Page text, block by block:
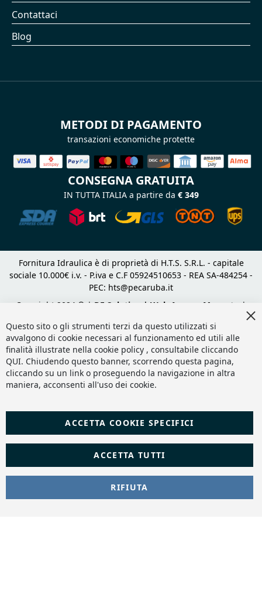
Contattaci
Blog
METODI DI PAGAMENTO
transazioni economiche protette
CONSEGNA GRATUITA
IN TUTTA ITALIA a partire da € 349
Fornitura Idraulica è di proprietà di H.T.S. S.R.L. - capitale
sociale 10.000€ i.v. - P.iva e C.F 05924510653 - REA SA-484254 -
PEC: hts@pecaruba.it
Copyright 2024 © | DF Solution | Web Agency Magento
|
Questo sito o gli strumenti terzi da questo utilizzati si
avvalgono di cookie necessari al funzionamento ed utili alle
finalità illustrate nella cookie policy , consultabile cliccando
QUI. Chiudendo questo banner, scorrendo questa pagina,
cliccando su un link o proseguendo la navigazione in altra
maniera, acconsenti all'uso dei cookie.
ACCETTA TUTTI
ACCETTA COOKIE SPECIFICI
RIFIUTA